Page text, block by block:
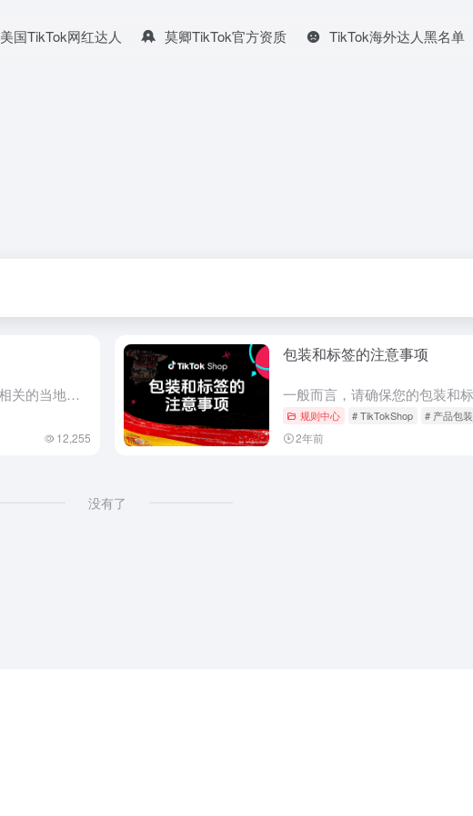
美国TikTok网红达人 莫卿TikTok官方资质 TikTok海外达人黑名单
一般而言，请确保您的包装和标签过程符合所有相关的当地法律以及您的物流服务提供商 (LSP) 设定的条件。此外，在准备发货订单时，请遵循以下一些具体的注意事项：
12,255
包装和标签的注意事项
规则中心 # TikTokShop # 产品包装
2年前
没有了